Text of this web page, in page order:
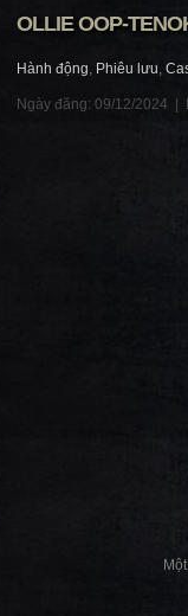
OLLIE OOP-
Hành động, Phiêu lưu,
Ngày đăng: 09/12/2024 |